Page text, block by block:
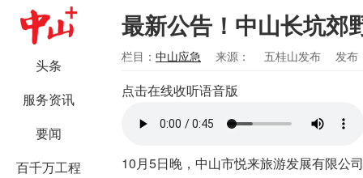
头条
服务资讯
要闻
百千万工程
最新公告！中山长坑郊
栏目： 中山应急 来源： 五桂山发布 发布
点击在线收听语音版
10月5日晚，中山市悦来旅游发展有限公